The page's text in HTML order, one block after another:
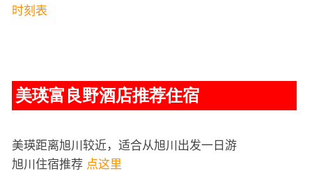
时刻表
美瑛富良野酒店推荐住宿
美瑛距离旭川较近，适合从旭川出发一日游
旭川住宿推荐 点这里